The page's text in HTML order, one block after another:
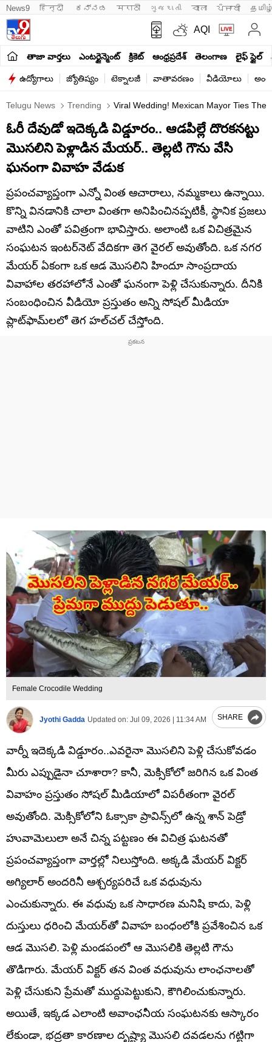
News9 हिन्दी ಕನ್ನಡ मराठी ગુજરાતી বাংলা ਪੰਜਾਬੀ
AQI
తాజా వార్తలు ఎంటర్టైన్మెంట్ క్రికెట్ ఆంధ్రప్రదేశ్ తెలంగాణ లైఫ్ స్టైల్
ఉద్యోగాలు జ్యోతిష్యం టెక్నాలజీ వాతావరణం వీడియోలు
Telugu News Trending Viral Wedding! Mexican Mayor Ties The
ఓరీ దేవుడో ఇదెక్కడి విడ్డూరం.. ఆడపిల్లే దొరకనట్టు
మొసలిని పెళ్లాడిన మేయర్.. తెల్లటి గౌను వేసి
ఘనంగా వివాహ వేడుక
ప్రపంచవ్యాప్తంగా ఎన్నో వింత ఆచారాలు, నమ్మకాలు ఉన్నాయి.
కొన్ని వినడానికి చాలా వింతగా అనిపించినప్పటికీ, స్థానిక ప్రజలు
వాటిని ఎంతో పవిత్రంగా భావిస్తారు. అలాంటి ఒక విచిత్రమైన
సంఘటన ఇంటర్‌నెట్‌ వేదికగా తెగ వైరల్‌ అవుతోంది. ఒక నగర
మేయర్ ఏకంగా ఒక ఆడ మొసలిని హిందూ సాంప్రదాయ
వివాహాల తరహాలోనే ఎంతో ఘనంగా పెళ్లి చేసుకున్నారు. దీనికి
సంబంధించిన వీడియో ప్రస్తుతం అన్ని సోషల్ మీడియా
ప్లాట్‌ఫామ్‌లలో తెగ హల్‌చల్ చేస్తోంది.
Female Crocodile Wedding
Jyothi Gadda Updated on: Jul 09, 2026 | 11:34 AM SHARE
వార్నీ ఇదెక్కడి విడ్డూరం..ఎవరైనా మొసలిని పెళ్లి చేసుకోవడం
మీరు ఎప్పుడైనా చూశారా? కానీ, మెక్సికోలో జరిగిన ఒక వింత
వివాహం ప్రస్తుతం సోషల్ మీడియాలో విపరీతంగా వైరల్
అవుతోంది. మెక్సికోలోని ఓక్సాకా ప్రావిన్స్‌లో ఉన్న శాన్ పెడ్రో
హువామెలులా అనే చిన్న పట్టణం ఈ విచిత్ర ఘటనతో
ప్రపంచవ్యాప్తంగా వార్తల్లో నిలుస్తోంది. అక్కడి మేయర్ విక్టర్
అగ్యిలార్ అందరినీ ఆశ్చర్యపరిచే ఒక వధువును
ఎంచుకున్నారు. ఈ వధువు ఒక సాధారణ మనిషి కాదు, పెళ్లి
దుస్తులు ధరించి మేయర్‌తో వివాహ బంధంలోకి ప్రవేశించిన ఒక
ఆడ మొసలి. పెళ్లి మండపంలో ఆ మొసలికి తెల్లటి గౌను
తొడిగారు. మేయర్ విక్టర్ తన వింత వధువును లాంఛనాలతో
పెళ్లి చేసుకుని ప్రేమతో ముద్దుపెట్టుకుని, కౌగిలించుకున్నారు.
అయితే, ఇక్కడ ఎలాంటి అవాంఛనీయ సంఘటనకు ఆస్కారం
లేకుండా, భద్రతా కారణాల దృష్ట్యా మొసలి దవడలను గట్టిగా